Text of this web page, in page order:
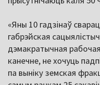
«Яны 10 гадзінаў
габрэйская
дэмакратычная
канечне, не хочуць
па выніку земская